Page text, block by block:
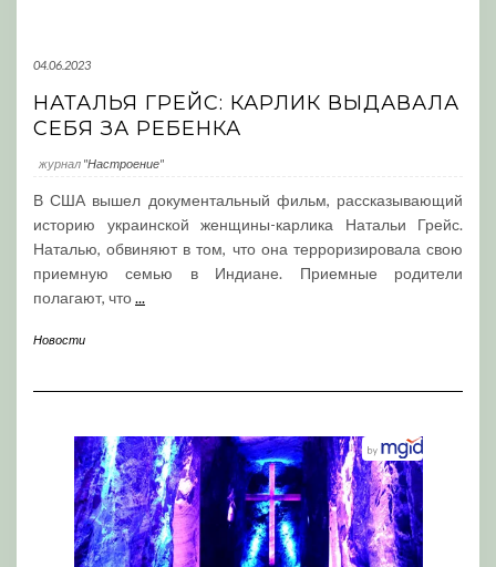
04.06.2023
НАТАЛЬЯ ГРЕЙС: КАРЛИК ВЫДАВАЛА
СЕБЯ ЗА РЕБЕНКА
журнал "Настроение"
В США вышел документальный фильм, рассказывающий
историю украинской женщины-карлика Натальи Грейс.
Наталью, обвиняют в том, что она терроризировала свою
приемную семью в Индиане. Приемные родители
полагают, что...
Новости